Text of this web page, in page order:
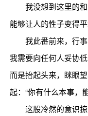
我没想到这里的和
能够让人的性子变得平
我此番前来，行事
我需要向任何人妥协
而是抬起头来，眯眼
起：“你有什么本事，
这股冷然的意识掠